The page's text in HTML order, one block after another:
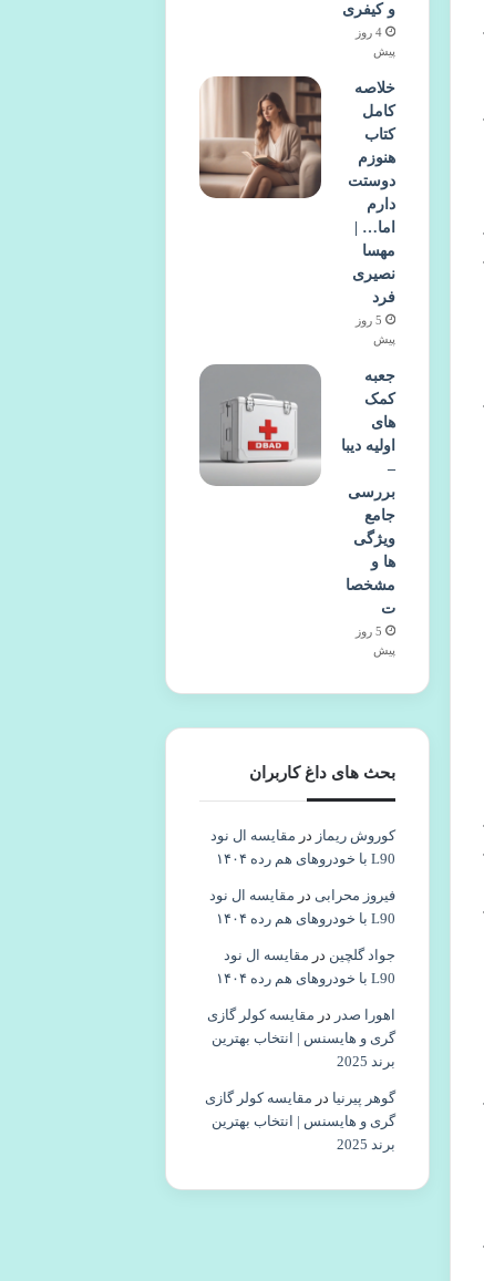
و کیفری
4 روز
پیش
خلاصه
کامل
کتاب
هنوزم
دوستت
دارم
اما… |
مهسا
نصیری
فرد
5 روز
پیش
جعبه
کمک
های
اولیه دیبا
–
بررسی
جامع
ویژگی
ها و
مشخصا
ت
5 روز
پیش
بحث های داغ کاربران
کوروش ریماز در مقایسه ال نود
L90 با خودروهای هم رده ۱۴۰۴
فیروز محرابی در مقایسه ال نود
L90 با خودروهای هم رده ۱۴۰۴
جواد گلچین در مقایسه ال نود
L90 با خودروهای هم رده ۱۴۰۴
اهورا صدر در مقایسه کولر گازی
گری و هایسنس | انتخاب بهترین
برند 2025
گوهر پیرنیا در مقایسه کولر گازی
گری و هایسنس | انتخاب بهترین
برند 2025